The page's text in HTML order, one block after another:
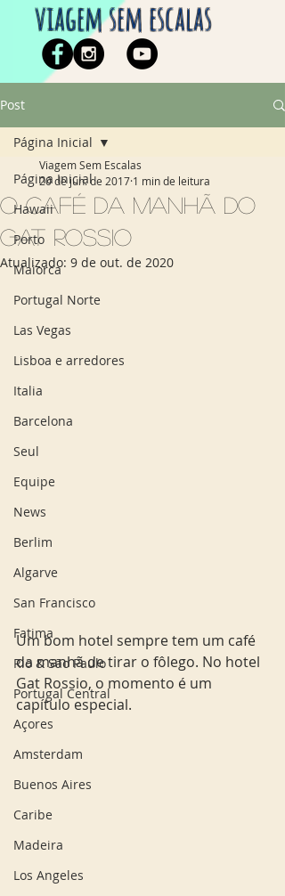
viagem sem escalas
Post
Página Inicial
Hawaii
Porto
Maiorca
Portugal Norte
Las Vegas
Lisboa e arredores
Italia
Barcelona
Seul
Equipe
News
Berlim
Algarve
San Francisco
Fatima
Rio & São Paulo
Portugal Central
Açores
Amsterdam
Buenos Aires
Caribe
Madeira
Los Angeles
Página Inicial
O café da manhã do
Gat Rossio
Viagem Sem Escalas
20 de jun. de 2017 1 min de leitura
Atualizado: 9 de out. de 2020
Um bom hotel sempre tem um café
da manhã de tirar o fôlego. No hotel
Gat Rossio, o momento é um
capítulo especial.